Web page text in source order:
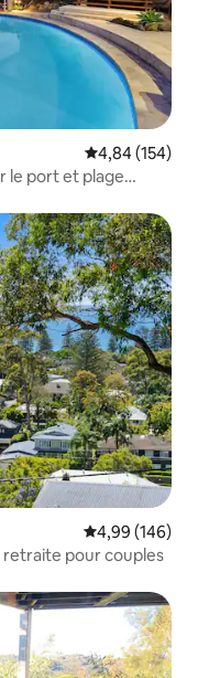
Évaluation
4,84 (154)
le port et plage
Évaluation
4,99 (146)
retraite pour couples